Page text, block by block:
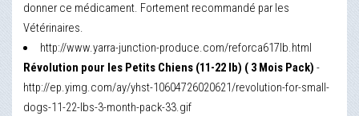
donner ce médicament. Fortement recommandé par les
Vétérinaires.
http://www.yarra-junction-produce.com/reforca617lb.html
Révolution pour les Petits Chiens (11-22 lb) ( 3 Mois Pack) -
http://ep.yimg.com/ay/yhst-10604726020621/revolution-for-small-
dogs-11-22-lbs-3-month-pack-33.gif